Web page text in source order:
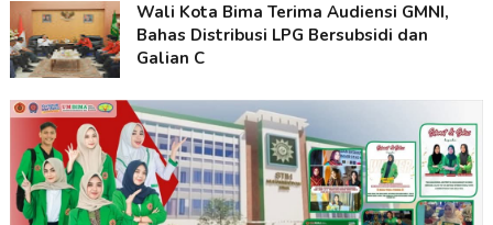
Wali Kota Bima Terima Audiensi GMNI,
Bahas Distribusi LPG Bersubsidi dan
Galian C